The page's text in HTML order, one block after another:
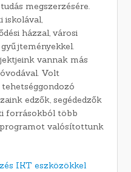
megszerzésére.
iskolával,
házzal, városi
vannak más
Volt
edzők, segédedzők
forrásokból több
valósítottunk
IKT eszközökkel